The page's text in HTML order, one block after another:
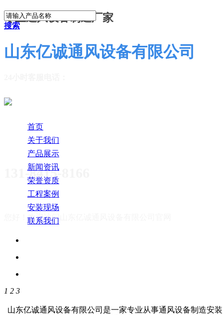
专业通风设备制造厂家
山东亿诚通风设备有限公司
131-8415-8166
您好！欢迎访问
搜索
首页
关于我们
产品展示
新闻资讯
荣誉资质
工程案例
安装现场
联系我们
1 2 3
山东亿诚通风设备有限公司是一家专业从事通风设备制造安